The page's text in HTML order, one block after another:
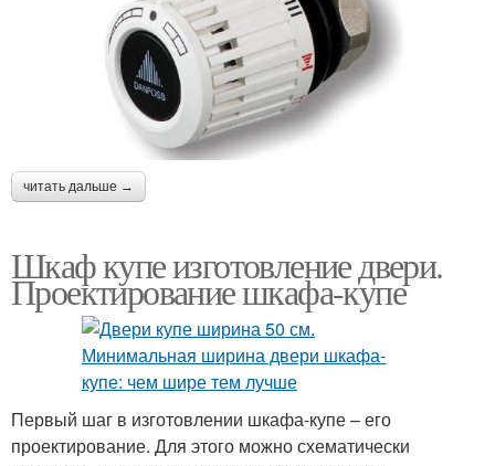
читать дальше →
Шкаф купе изготовление двери.
Проектирование шкафа-купе
Первый шаг в изготовлении шкафа-купе – его
проектирование. Для этого можно схематически